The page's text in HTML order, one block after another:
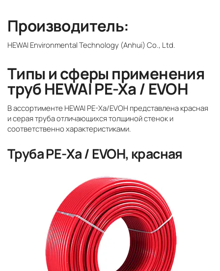
Производитель:
HEWAI Environmental Technology (Anhui) Co., Ltd.
Типы и сферы применения
труб HEWAI PE-Xa / EVOH
В ассортименте HEWAI PE-Xa/EVOH представлена красная
и серая труба отличающихся толщиной стенок и
соответственно характеристиками.
Труба PE-Xa / EVOH, красная